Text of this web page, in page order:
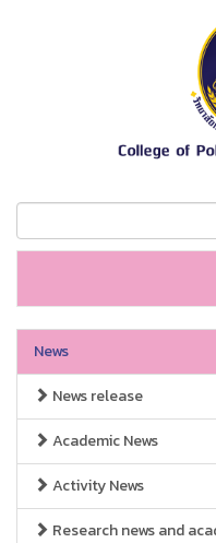
News
News release
Academic News
Activity News
Research news and